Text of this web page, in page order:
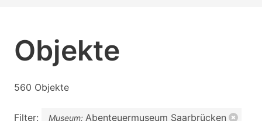
Objekte
560 Objekte
Filter: Museum: Abenteuermuseum Saarbrücken